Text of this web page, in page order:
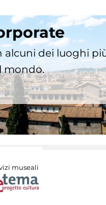
alcuni dei luoghi
mondo.
museali